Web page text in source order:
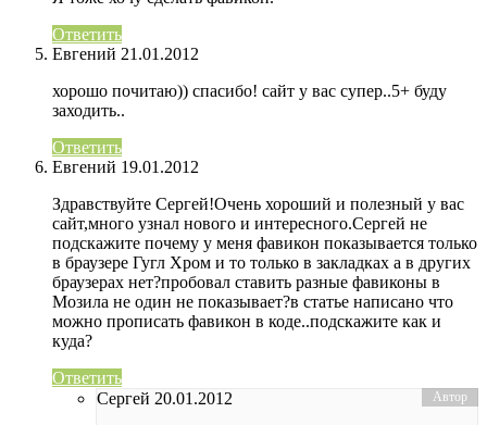
Ответить
Евгений 21.01.2012
хорошо почитаю)) спасибо! сайт у вас супер..5+ буду
заходить..
Ответить
Евгений 19.01.2012
Здравствуйте Сергей!Очень хороший и полезный у вас
сайт,много узнал нового и интересного.Сергей не
подскажите почему у меня фавикон показывается только
в браузере Гугл Хром и то только в закладках а в других
браузерах нет?пробовал ставить разные фавиконы в
Мозила не один не показывает?в статье написано что
можно прописать фавикон в коде..подскажите как и
куда?
Ответить
Сергей 20.01.2012